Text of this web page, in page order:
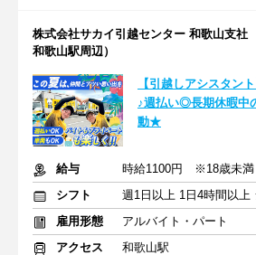
株式会社サカイ引越センター 和歌山支社
和歌山駅周辺）
【引越しアシスタン
♪週払い◎長期休暇中
動★
給与
時給1100円 ※18歳未満
シフト
雇用形態
アルバイト・パート
アクセス
和歌山駅